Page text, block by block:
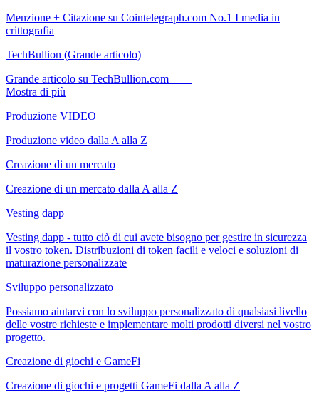
Menzione + Citazione su Cointelegraph.com No.1 I media in
crittografia
TechBullion (Grande articolo)
Grande articolo su TechBullion.com
Mostra di più
Produzione VIDEO
Produzione video dalla A alla Z
Creazione di un mercato
Creazione di un mercato dalla A alla Z
Vesting dapp
Vesting dapp - tutto ciò di cui avete bisogno per gestire in sicurezza
il vostro token. Distribuzioni di token facili e veloci e soluzioni di
maturazione personalizzate
Sviluppo personalizzato
Possiamo aiutarvi con lo sviluppo personalizzato di qualsiasi livello
delle vostre richieste e implementare molti prodotti diversi nel vostro
progetto.
Creazione di giochi e GameFi
Creazione di giochi e progetti GameFi dalla A alla Z